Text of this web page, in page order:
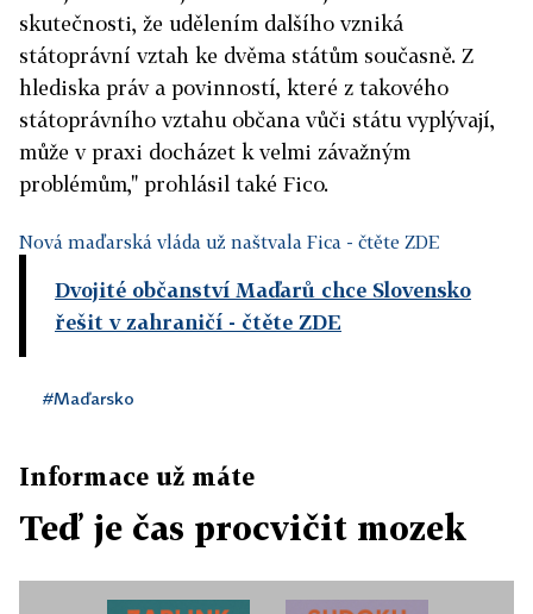
skutečnosti, že udělením dalšího vzniká
státoprávní vztah ke dvěma státům současně. Z
hlediska práv a povinností, které z takového
státoprávního vztahu občana vůči státu vyplývají,
může v praxi docházet k velmi závažným
problémům," prohlásil také Fico.
Nová maďarská vláda už naštvala Fica - čtěte ZDE
Dvojité občanství Maďarů chce Slovensko
řešit v zahraničí - čtěte ZDE
#Maďarsko
Informace už máte
Teď je čas procvičit mozek